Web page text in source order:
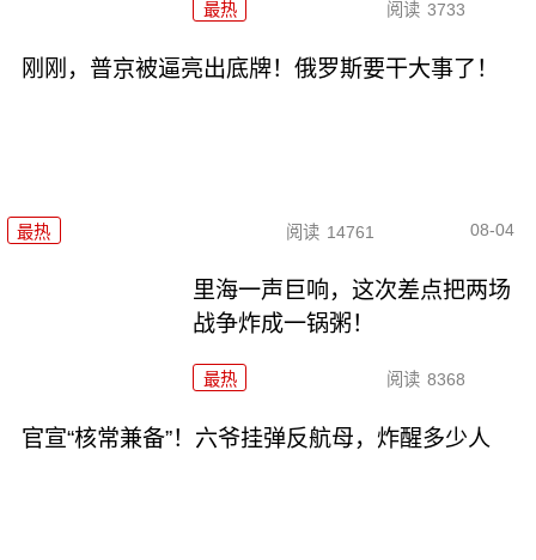
最热 阅读 3733
刚刚，普京被逼亮出底牌！俄罗斯要干大事了！
最热 阅读 14761 08-04
里海一声巨响，这次差点把两场
战争炸成一锅粥！
最热 阅读 8368
官宣“核常兼备”！六爷挂弹反航母，炸醒多少人